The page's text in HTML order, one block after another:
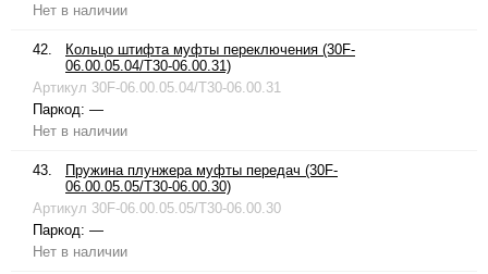
Нет в наличии
42.
Кольцо штифта муфты переключения (30F-
06.00.05.04/T30-06.00.31)
Артикул 30F-06.00.05.04/T30-06.00.31
Паркод: —
Нет в наличии
43.
Пружина плунжера муфты передач (30F-
06.00.05.05/T30-06.00.30)
Артикул 30F-06.00.05.05/T30-06.00.30
Паркод: —
Нет в наличии